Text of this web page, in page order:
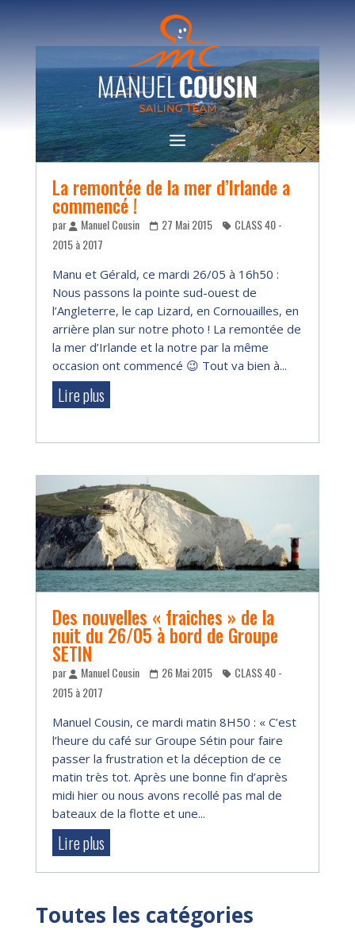
La remontée de la mer d’Irlande a
commencé !
par Manuel Cousin 27 Mai 2015
CLASS 40 -
2015 à 2017
Manu et Gérald, ce mardi 26/05 à 16h50 :
Nous passons la pointe sud-ouest de
l’Angleterre, le cap Lizard, en Cornouailles, en
arrière plan sur notre photo ! La remontée de
la mer d’Irlande et la notre par la même
occasion ont commencé 😉 Tout va bien à...
Lire plus
Des nouvelles « fraiches » de la
nuit du 26/05 à bord de Groupe
SETIN
par Manuel Cousin 26 Mai 2015
CLASS 40 -
2015 à 2017
Manuel Cousin, ce mardi matin 8H50 : « C’est
l’heure du café sur Groupe Sétin pour faire
passer la frustration et la déception de ce
matin très tot. Après une bonne fin d’après
midi hier ou nous avons recollé pas mal de
bateaux de la flotte et une...
Lire plus
Toutes les catégories